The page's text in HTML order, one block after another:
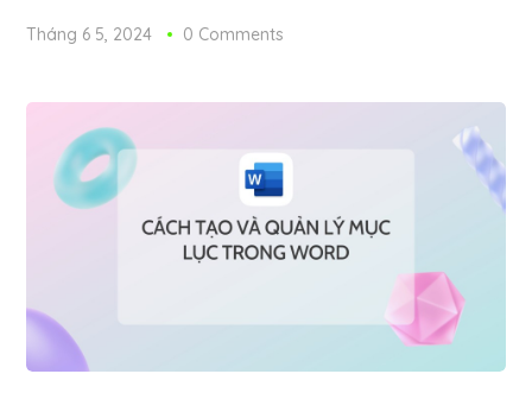
Tháng 6 5, 2024 0 Comments